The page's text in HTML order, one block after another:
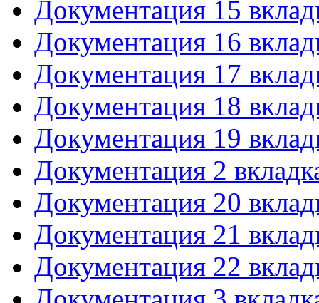
Документация 15
Документация 16
Документация 17
Документация 18
Документация 19
Документация 2
Документация 20
Документация 21
Документация 22